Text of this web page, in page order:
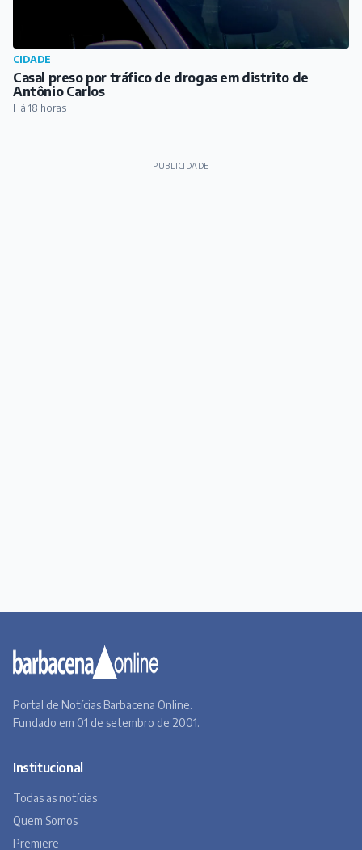
CIDADE
Casal preso por tráfico de drogas em distrito de
Antônio Carlos
Há 18 horas
PUBLICIDADE
Portal de Notícias Barbacena Online.
Fundado em 01 de setembro de 2001.
Institucional
Todas as notícias
Quem Somos
Premiere